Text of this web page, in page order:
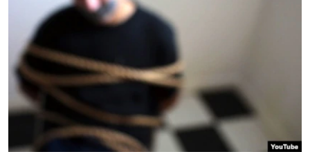
VIDEO
FOTOQALEREYA
İNFOQRAFIKA
KARIKATURA
RADIO ARXIV
OXU ZALI
AZƏRBAYCAN ƏDƏBIYYATI KITABXANASI
İSLAM VƏ DEMOKRATIYA
İZ - MƏDƏNIYYƏT PROQRAMI
HAQQIMIZDA
MISSIYAMIZ
PEŞƏ ETIKASI VƏ JURNALISTIKA STANDARTLARIMIZ
MATERIALLARIMIZDAN ISTIFADƏ
AZADLIQRADIOSU MOBIL TELEFONUNUZDA
BIZI IZLƏ
RFE/RL-in bütün saytları